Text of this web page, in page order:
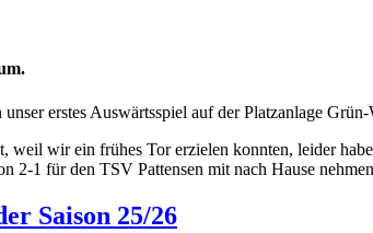
erstes Auswärtsspiel auf der Platzanlage
weil wir ein frühes Tor erzielen konnten, leider
2-1 für den TSV Pattensen mit nach Hause
Saison 25/26